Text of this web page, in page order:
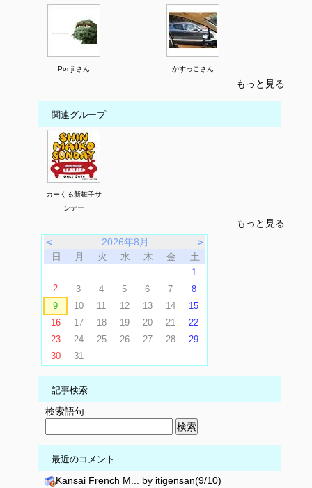
Ponji!さん かずっこさん
もっと見る
関連グループ
カーくる新舞子サ
ンデー
もっと見る
＜
2026年8月
＞
日
月 火 水 木 金 土
1
2
3 4 5 6 7
8
9
10 11 12 13 14
15
16
17 18 19 20 21
22
23
24 25 26 27 28
29
30
31
記事検索
検索語句
最近のコメント
Kansai French M... by itigensan(9/10)